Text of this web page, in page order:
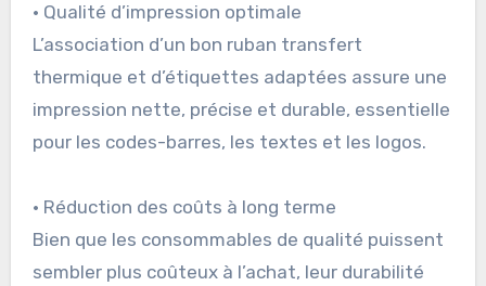
• Qualité d’impression optimale
L’association d’un bon ruban transfert
thermique et d’étiquettes adaptées assure une
impression nette, précise et durable, essentielle
pour les codes-barres, les textes et les logos.
• Réduction des coûts à long terme
Bien que les consommables de qualité puissent
sembler plus coûteux à l’achat, leur durabilité